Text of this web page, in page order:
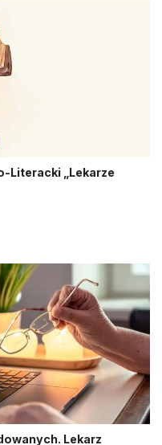
Literacki „Lekarze
Lekarz